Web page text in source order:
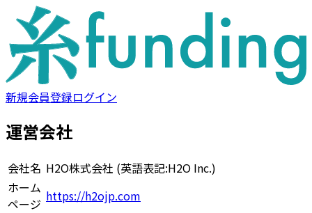
新規会員登録ログイン
運営会社
会社名 H2O株式会社 (英語表記:H2O Inc.)
ホーム
ページ https://h2ojp.com